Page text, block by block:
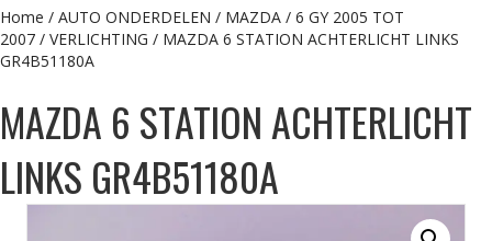
Home / AUTO ONDERDELEN / MAZDA / 6 GY 2005 TOT
2007 / VERLICHTING / MAZDA 6 STATION ACHTERLICHT LINKS
GR4B51180A
MAZDA 6 STATION ACHTERLICHT
LINKS GR4B51180A